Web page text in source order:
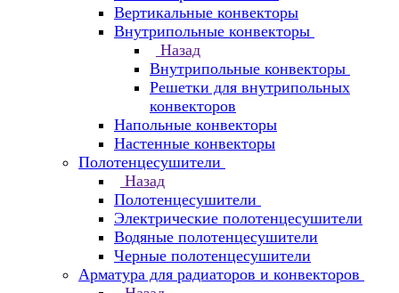
Вертикальные конвекторы
Внутрипольные конвекторы
Назад
Внутрипольные конвекторы
Решетки для внутрипольных
конвекторов
Напольные конвекторы
Настенные конвекторы
Полотенцесушители
Назад
Полотенцесушители
Электрические полотенцесушители
Водяные полотенцесушители
Черные полотенцесушители
Арматура для радиаторов и конвекторов